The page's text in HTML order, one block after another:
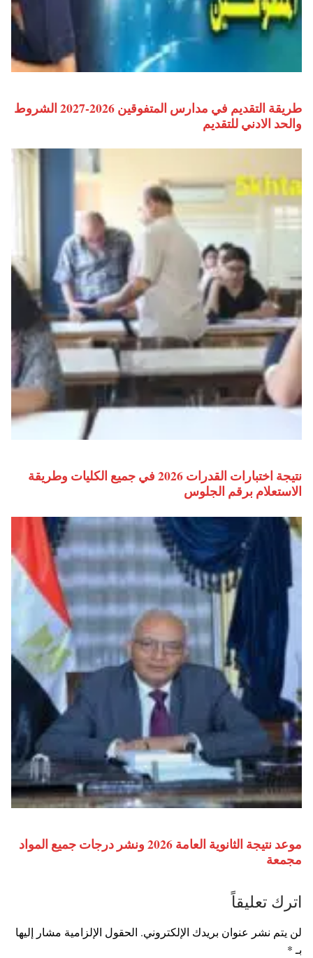
طريقة التقديم في مدارس المتفوقين 2026-2027 الشروط
والحد الادني للتقديم
نتيجة اختبارات القدرات 2026 في جميع الكليات وطريقة
الاستعلام برقم الجلوس
موعد نتيجة الثانوية العامة 2026 ونشر درجات جميع المواد
مجمعة
اترك تعليقاً
لن يتم نشر عنوان بريدك الإلكتروني. الحقول الإلزامية مشار إليها
بـ *